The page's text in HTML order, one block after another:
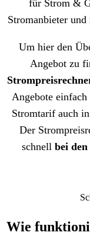
für Strom &
Stromanbieter
Um hier den
Angebot zu
Angebote einfach
Stromtarif auch
Der
schnell bei
Wie